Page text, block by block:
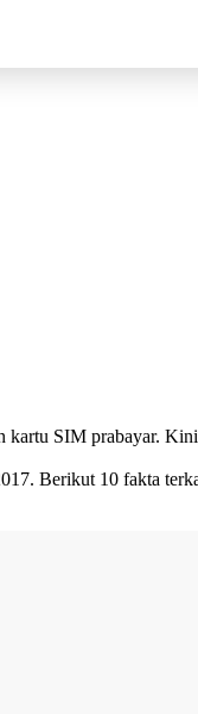
SIM prabayar.
Berikut 10 fakta